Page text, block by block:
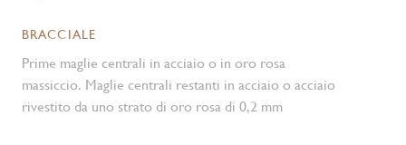
BRACCIALE
Prime maglie centrali in acciaio o in oro rosa
massiccio. Maglie centrali restanti in acciaio o acciaio
rivestito da uno strato di oro rosa di 0,2 mm